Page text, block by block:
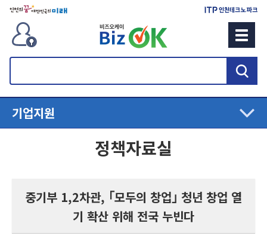
검
기업지원
정책자료실
중기부 1,2차관, ｢모두의 창업｣ 청년 창업 열
기 확산 위해 전국 누빈다